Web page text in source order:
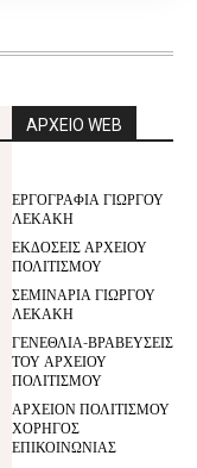
ΑΡΧΕΙΟ WEB
ΕΡΓΟΓΡΑΦΙΑ ΓΙΩΡΓΟΥ
ΛΕΚΑΚΗ
ΕΚΔΟΣΕΙΣ ΑΡΧΕΙΟΥ
ΠΟΛΙΤΙΣΜΟΥ
ΣΕΜΙΝΑΡΙΑ ΓΙΩΡΓΟΥ
ΛΕΚΑΚΗ
ΓΕΝΕΘΛΙΑ-ΒΡΑΒΕΥΣΕΙΣ
ΤΟΥ ΑΡΧΕΙΟΥ
ΠΟΛΙΤΙΣΜΟΥ
ΑΡΧΕΙΟΝ ΠΟΛΙΤΙΣΜΟΥ
ΧΟΡΗΓΟΣ
ΕΠΙΚΟΙΝΩΝΙΑΣ